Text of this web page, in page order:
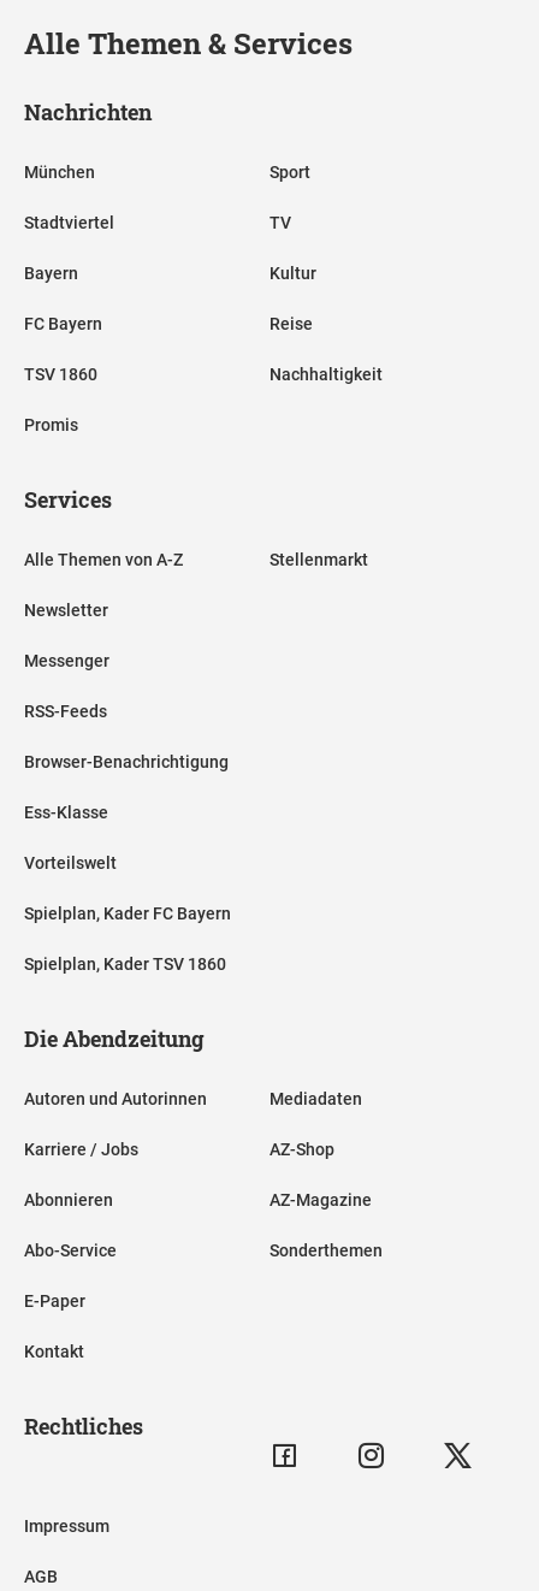
Alle Themen & Services
Nachrichten
München
Stadtviertel
Bayern
FC Bayern
TSV 1860
Promis
Sport
TV
Kultur
Reise
Nachhaltigkeit
Services
Alle Themen von A-Z
Newsletter
Messenger
RSS-Feeds
Browser-Benachrichtigung
Ess-Klasse
Vorteilswelt
Spielplan, Kader FC Bayern
Spielplan, Kader TSV 1860
Stellenmarkt
Die Abendzeitung
Autoren und Autorinnen
Karriere / Jobs
Abonnieren
Abo-Service
E-Paper
Kontakt
Mediadaten
AZ-Shop
AZ-Magazine
Sonderthemen
Rechtliches
Impressum
AGB